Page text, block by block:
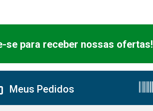
se para receber nossas ofertas!
Meus Pedidos